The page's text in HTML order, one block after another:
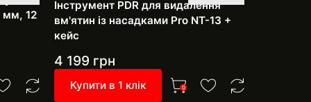
мм, 12
Інструмент PDR для видалення
вм'ятин із насадками Pro NT-13 +
кейс
4 199 грн
Купити в 1 клік 0